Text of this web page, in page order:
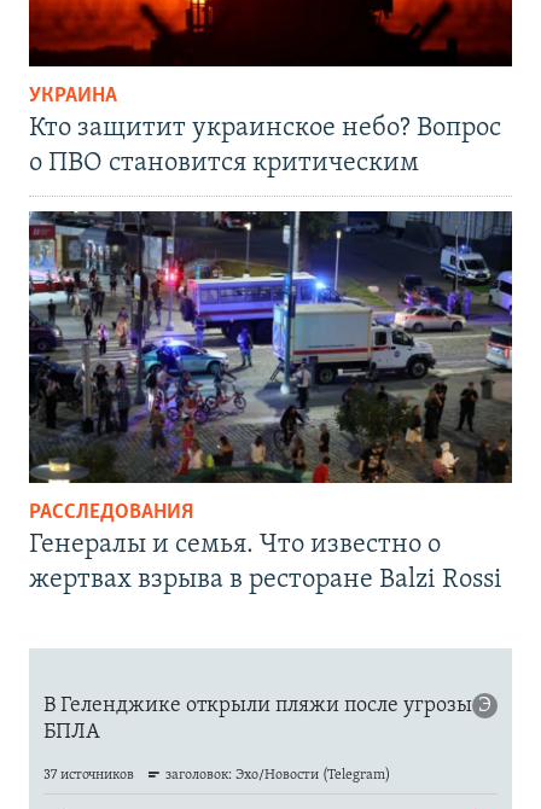
УКРАИНА
Кто защитит украинское небо? Вопрос
о ПВО становится критическим
РАССЛЕДОВАНИЯ
Генералы и семья. Что известно о
жертвах взрыва в ресторане Balzi Rossi